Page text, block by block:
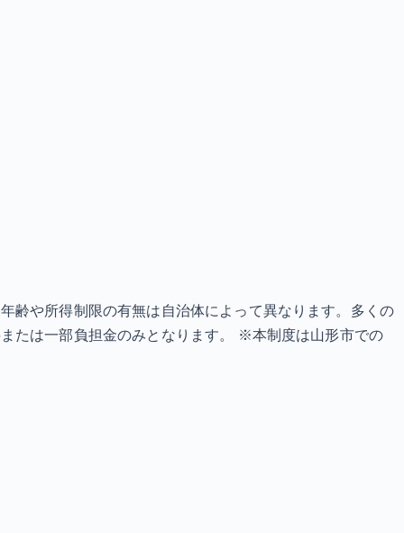
齢や所得制限の有無は自治体によって異なります。多くの
たは一部負担金のみとなります。 ※本制度は山形市での